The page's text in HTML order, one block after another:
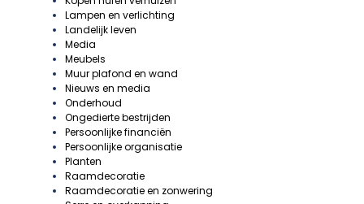
Lampen en verlichting
Landelijk leven
Media
Meubels
Muur plafond en wand
Nieuws en media
Onderhoud
Ongedierte bestrijden
Persoonlijke financiën
Persoonlijke organisatie
Planten
Raamdecoratie
Raamdecoratie en zonwering